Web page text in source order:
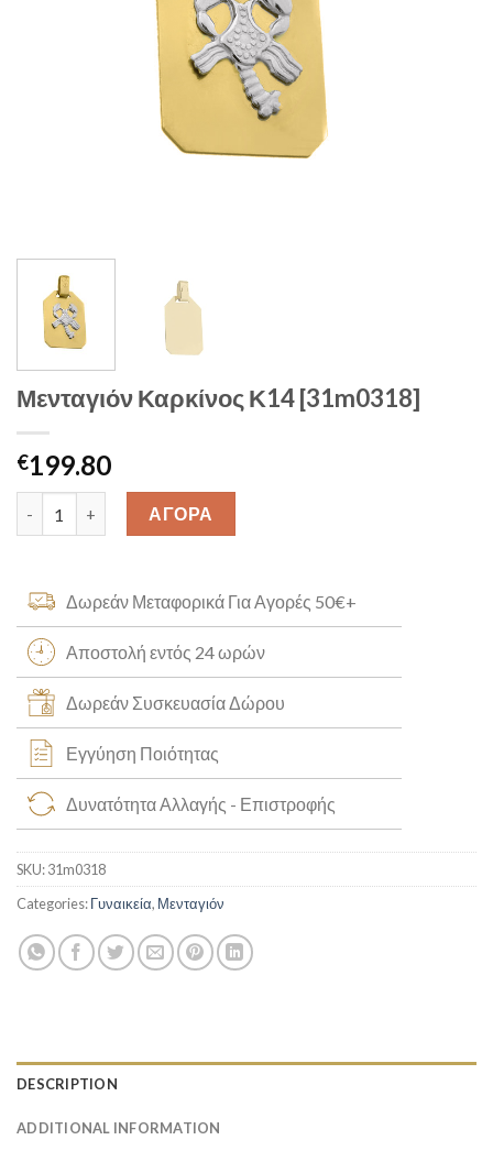
Μενταγιόν Καρκίνος Κ14 [31m0318]
€199.80
Μενταγιόν Καρκίνος Κ14 [31m0318] quantity
ΑΓΟΡΑ
Δωρεάν Μεταφορικά Για Αγορές 50€+
Αποστολή εντός 24 ωρών
Δωρεάν Συσκευασία Δώρου
Εγγύηση Ποιότητας
Δυνατότητα Αλλαγής - Επιστροφής
SKU:31m0318
Categories:Γυναικεία, Μενταγιόν
DESCRIPTION
ADDITIONAL INFORMATION